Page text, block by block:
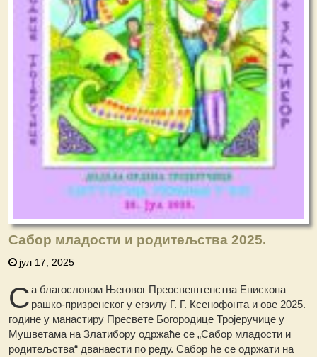
Сабор младости и родитељства 2025.
јул 17, 2025
Са благословом Његовог Преосвештенства Епископа
рашко-призренског у егзилу Г. Г. Ксенофонта и ове 2025.
године у манастиру Пресвете Богородице Тројеручице у
Мушветама на Златибору одржаће се „Сабор младости и
родитељства“ дванаести по реду. Сабор ће се одржати на